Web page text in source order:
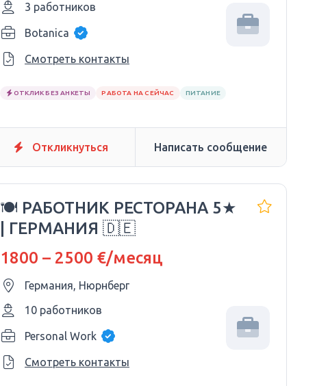
3 работников
Botanica
Смотреть контакты
ОТКЛИК БЕЗ АНКЕТЫ РАБОТА НА СЕЙЧАС ПИТАНИЕ
Откликнуться Написать сообщение
🍽 РАБОТНИК РЕСТОРАНА 5★
| ГЕРМАНИЯ 🇩🇪
1800 – 2500 €/месяц
Германия, Нюрнберг
10 работников
Personal Work
Смотреть контакты